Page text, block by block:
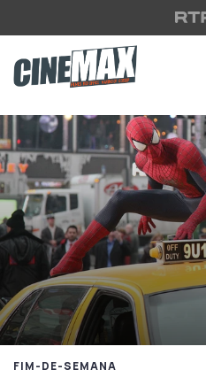
Saltar para o conteúdo principal
FIM-DE-SEMANA